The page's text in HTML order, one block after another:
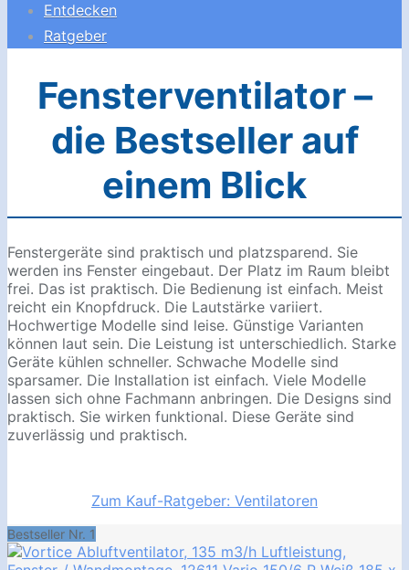
Entdecken
Ratgeber
Fensterventilator –
die Bestseller auf
einem Blick
Fenstergeräte sind praktisch und platzsparend. Sie
werden ins Fenster eingebaut. Der Platz im Raum bleibt
frei. Das ist praktisch. Die Bedienung ist einfach. Meist
reicht ein Knopfdruck. Die Lautstärke variiert.
Hochwertige Modelle sind leise. Günstige Varianten
können laut sein. Die Leistung ist unterschiedlich. Starke
Geräte kühlen schneller. Schwache Modelle sind
sparsamer. Die Installation ist einfach. Viele Modelle
lassen sich ohne Fachmann anbringen. Die Designs sind
praktisch. Sie wirken funktional. Diese Geräte sind
zuverlässig und praktisch.
Zum Kauf-Ratgeber: Ventilatoren
Bestseller Nr. 1